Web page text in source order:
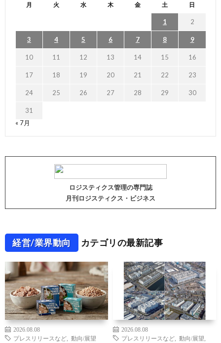
月 火 水 木 金 土 日
1 2
3 4 5 6 7 8 9
10 11 12 13 14 15 16
17 18 19 20 21 22 23
24 25 26 27 28 29 30
31
« 7月
ロジスティクス管理の専門誌
月刊ロジスティクス・ビジネス
経営/業界動向 カテゴリの最新記事
2026.08.08
プレスリリースなど
動向/展望
2026.08.08
プレスリリースなど
動向/展望